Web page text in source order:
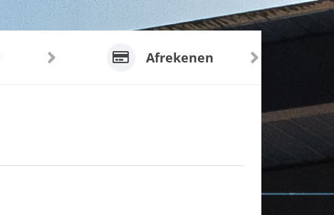
Afrekenen